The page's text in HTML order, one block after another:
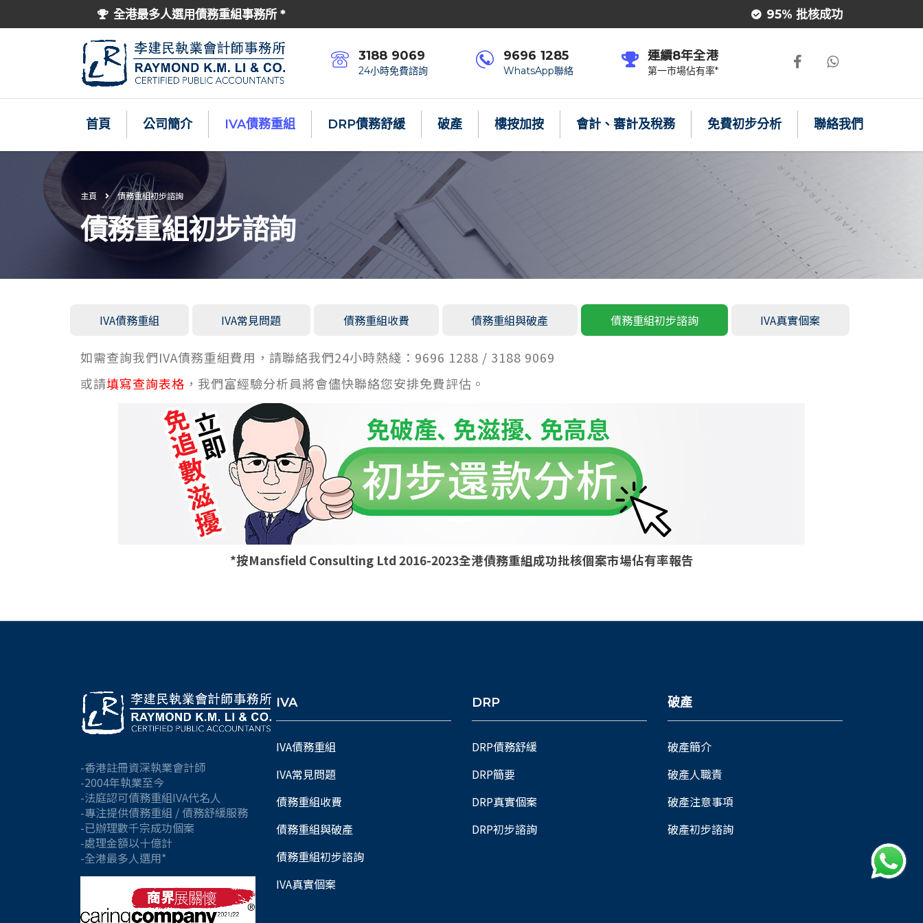
全港最多人選用債務重組事務所 * 95% 批核成功
3188 9069
24小時免費諮詢
9696 1285
WhatsApp聯絡
連續8年全港
第一市場佔有率*
首頁 公司簡介 IVA債務重組 DRP債務舒緩 破產 樓按加按 會計、審計及稅務 免費初步分析 聯絡我們
主頁 債務重組初步諮詢
債務重組初步諮詢
IVA債務重組 IVA常見問題 債務重組收費 債務重組與破產 債務重組初步諮詢 IVA真實個案
如需查詢我們IVA債務重組費用，請聯絡我們24小時熱綫：9696 1288 / 3188 9069
或請填寫查詢表格 ，我們富經驗分析員將會儘快聯絡您安排免費評估。
*按Mansfield Consulting Ltd 2016-2023全港債務重組成功批核個案市場佔有率報告
-香港註冊資深執業會計師
-2004年執業至今
-法庭認可債務重組IVA代名人
-專注提供債務重組 / 債務舒緩服務
-已辦理數千宗成功個案
-處理金額以十億計
-全港最多人選用*
IVA
IVA債務重組
IVA常見問題
債務重組收費
債務重組與破產
債務重組初步諮詢
IVA真實個案
DRP
DRP債務舒緩
DRP簡要
DRP真實個案
DRP初步諮詢
破產
破產簡介
破產人職責
破產注意事項
破產初步諮詢